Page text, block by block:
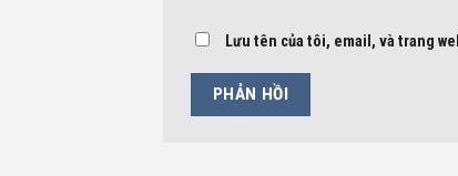
Lưu tên của tôi, email, và trang